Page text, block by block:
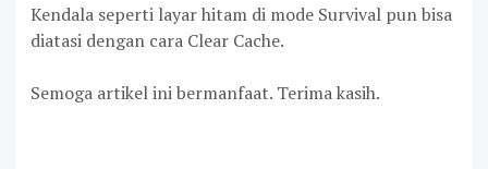
Kendala seperti layar hitam di mode Survival pun bisa
diatasi dengan cara Clear Cache.
Semoga artikel ini bermanfaat. Terima kasih.